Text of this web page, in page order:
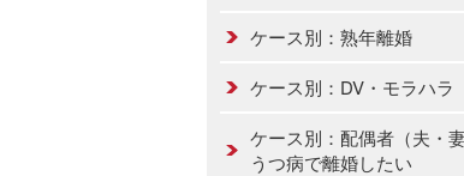
ケース別：熟年離婚
ケース別：DV・モラハラ
ケース別：配偶者（夫・
うつ病で離婚したい